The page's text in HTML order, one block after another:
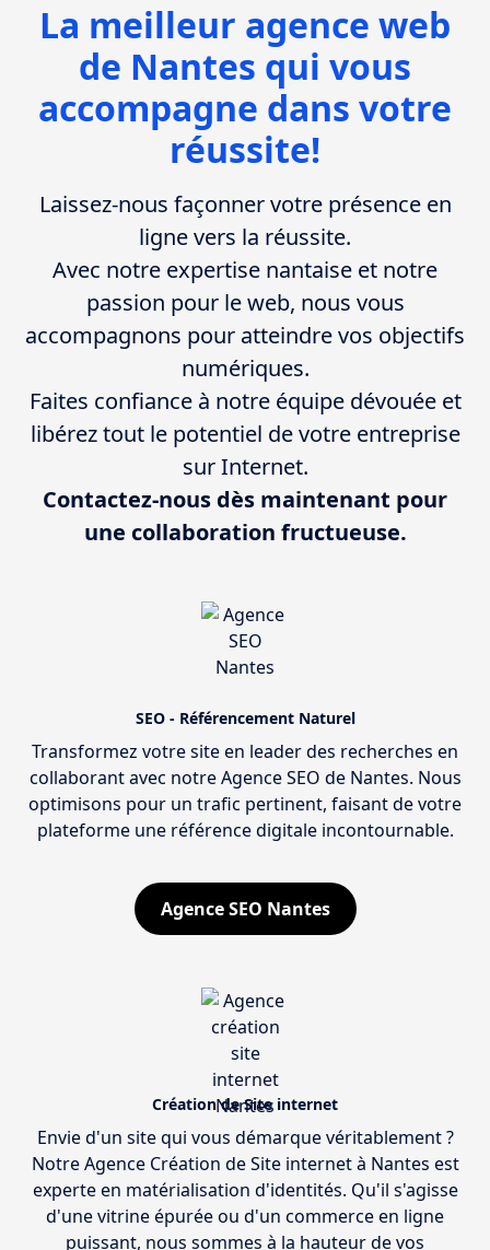
La meilleur agence web
de Nantes qui vous
accompagne dans votre
réussite!
Laissez-nous façonner votre présence en
ligne vers la réussite.
Avec notre expertise nantaise et notre
passion pour le web, nous vous
accompagnons pour atteindre vos objectifs
numériques.
Faites confiance à notre équipe dévouée et
libérez tout le potentiel de votre entreprise
sur Internet.
Contactez-nous dès maintenant pour
une collaboration fructueuse.
SEO - Référencement Naturel
Transformez votre site en leader des recherches en
collaborant avec notre Agence SEO de Nantes. Nous
optimisons pour un trafic pertinent, faisant de votre
plateforme une référence digitale incontournable.
Agence SEO Nantes
Création de Site internet
Envie d'un site qui vous démarque véritablement ?
Notre Agence Création de Site internet à Nantes est
experte en matérialisation d'identités. Qu'il s'agisse
d'une vitrine épurée ou d'un commerce en ligne
puissant, nous sommes à la hauteur de vos